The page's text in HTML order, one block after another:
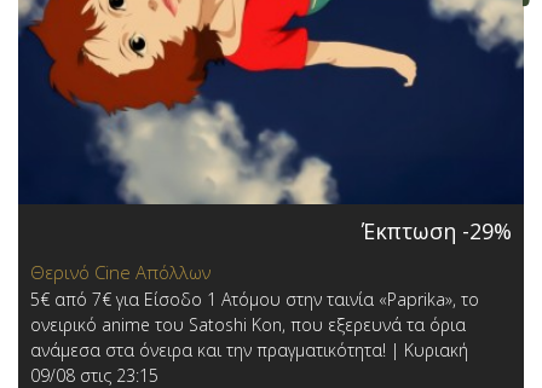
Έκπτωση -29%
Θερινό Cine Απόλλων
5€ από 7€ για Είσοδο 1 Ατόμου στην ταινία «Paprika», το
ονειρικό anime του Satoshi Kon, που εξερευνά τα όρια
ανάμεσα στα όνειρα και την πραγματικότητα! | Κυριακή
09/08 στις 23:15